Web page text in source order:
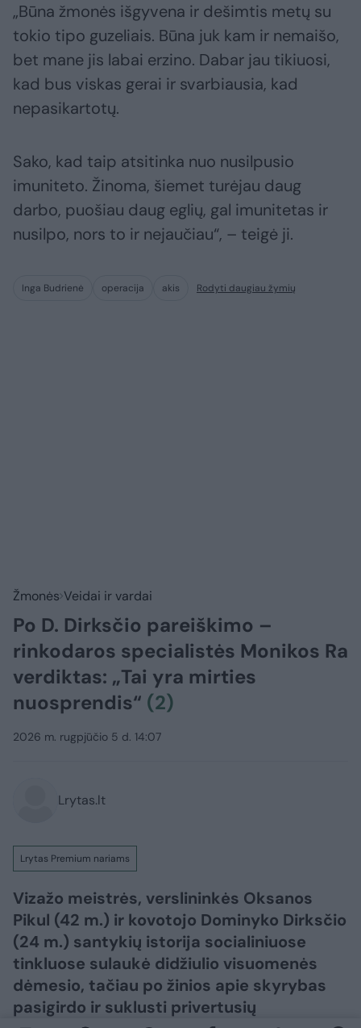
„Būna žmonės išgyvena ir dešimtis metų su
tokio tipo guzeliais. Būna juk kam ir nemaišo,
bet mane jis labai erzino. Dabar jau tikiuosi,
kad bus viskas gerai ir svarbiausia, kad
nepasikartotų.
Sako, kad taip atsitinka nuo nusilpusio
imuniteto. Žinoma, šiemet turėjau daug
darbo, puošiau daug eglių, gal imunitetas ir
nusilpo, nors to ir nejaučiau“, – teigė ji.
Inga Budrienė operacija akis Rodyti daugiau žymių
Žmonės Veidai ir vardai
Po D. Dirksčio pareiškimo –
rinkodaros specialistės Monikos Ra
verdiktas: „Tai yra mirties
nuosprendis“ (2)
2026 m. rugpjūčio 5 d. 14:07
Lrytas.lt
Lrytas Premium nariams
Vizažo meistrės, verslininkės Oksanos
Pikul (42 m.) ir kovotojo Dominyko Dirksčio
(24 m.) santykių istorija socialiniuose
tinkluose sulaukė didžiulio visuomenės
dėmesio, tačiau po žinios apie skyrybas
pasigirdo ir suklusti privertusių